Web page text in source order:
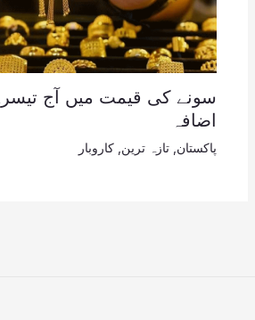
سونے کی قیمت میں آج
اضافہ
پاکستان تازہ ترین کاروبار